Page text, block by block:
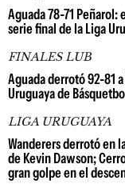
Aguada 78-71
serie final de la Liga
FINALES LUB
Aguada derrotó 92-81
Uruguaya de
LIGA URUGUAYA
Wanderers derrotó en
de Kevin Dawson;
gran golpe en el